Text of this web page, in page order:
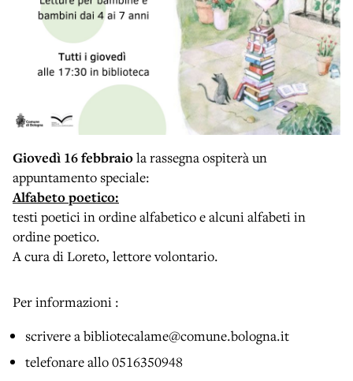
Giovedì 16 febbraiola rassegna ospiterà un
appuntamento speciale:
Alfabeto poetico:
testi poetici in ordine alfabetico e alcuni alfabeti in
ordine poetico.
A cura di Loreto, lettore volontario.
Per informazioni :
scrivere a bibliotecalame@comune.bologna.it
telefonare allo 0516350948